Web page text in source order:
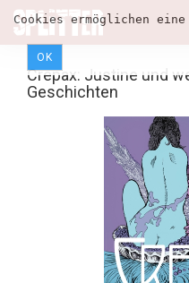
Cookies ermöglichen
OK
Crepax: Justine und
Geschichten